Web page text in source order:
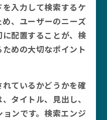
入力して検索するケ
、ユーザーのニーズ
配置することが、検
めの大切なポイント
ているかどうかを確
タイトル、見出し、
ンです。検索エンジ